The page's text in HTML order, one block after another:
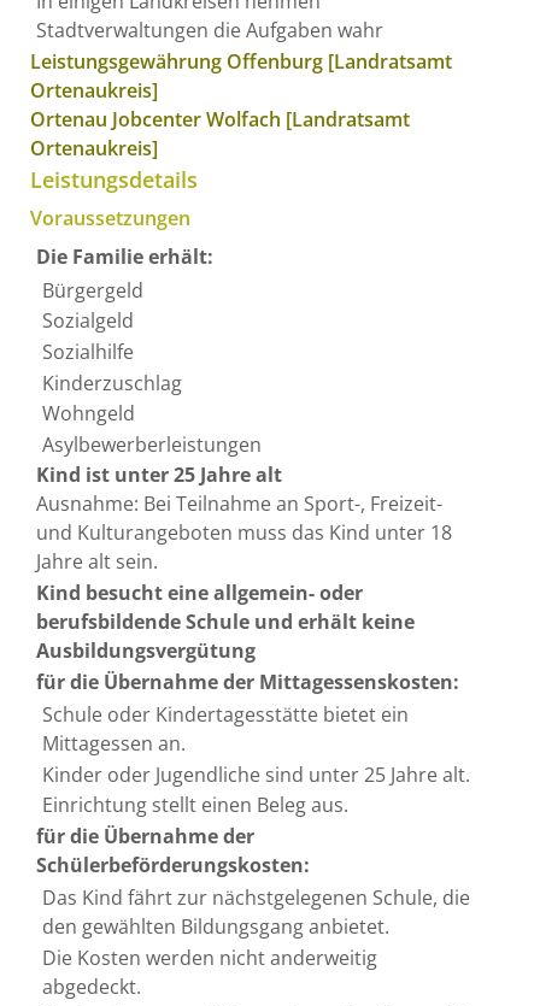
Stadtverwaltungen die Aufgaben wahr
Leistungsgewährung Offenburg [Landratsamt
Ortenaukreis]
Ortenau Jobcenter Wolfach [Landratsamt
Ortenaukreis]
Leistungsdetails
Voraussetzungen
Die Familie erhält:
Bürgergeld
Sozialgeld
Sozialhilfe
Kinderzuschlag
Wohngeld
Asylbewerberleistungen
Kind ist unter 25 Jahre alt
Ausnahme: Bei Teilnahme an Sport-, Freizeit-
und Kulturangeboten muss das Kind unter 18
Jahre alt sein.
Kind besucht eine allgemein- oder
berufsbildende Schule und erhält keine
Ausbildungsvergütung
für die Übernahme der Mittagessenskosten:
Schule oder Kindertagesstätte bietet ein
Mittagessen an.
Kinder oder Jugendliche sind unter 25 Jahre alt.
Einrichtung stellt einen Beleg aus.
für die Übernahme der
Schülerbeförderungskosten:
Das Kind fährt zur nächstgelegenen Schule, die
den gewählten Bildungsgang anbietet.
Die Kosten werden nicht anderweitig
abgedeckt.